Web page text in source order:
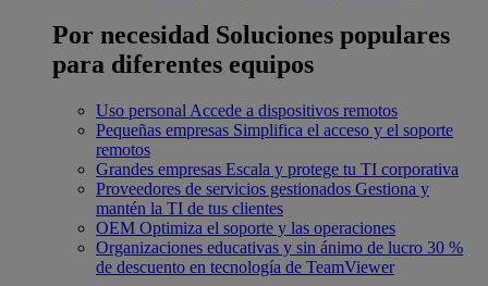
Por necesidad Soluciones populares
para diferentes equipos
Uso personal Accede a dispositivos remotos
Pequeñas empresas Simplifica el acceso y el soporte
remotos
Grandes empresas Escala y protege tu TI corporativa
Proveedores de servicios gestionados Gestiona y
mantén la TI de tus clientes
OEM Optimiza el soporte y las operaciones
Organizaciones educativas y sin ánimo de lucro 30 %
de descuento en tecnología de TeamViewer